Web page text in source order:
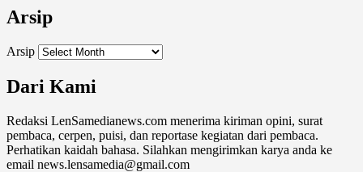
Arsip
Arsip
Dari Kami
Redaksi LenSamedianews.com menerima kiriman opini, surat
pembaca, cerpen, puisi, dan reportase kegiatan dari pembaca.
Perhatikan kaidah bahasa. Silahkan mengirimkan karya anda ke
email news.lensamedia@gmail.com